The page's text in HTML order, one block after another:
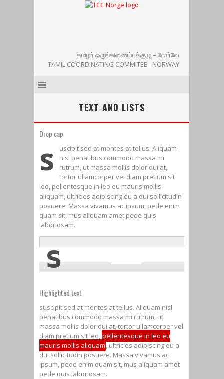
தமிழர் ஒருங்கிணைப்புக்குழு – நோர்வே
TAMIL COORDINATING COMMITEE - NORWAY
TEXT AND LISTS
Drop cap
s
uscipit sed at montes at tellus. Aliquam
nisl penatibus commodo massa mi
rutrum, ut massa mollis dolor dui at,
tortor ullamcorper vel diam pretium sit
leo, pellentesque in leo eu mauris mollis
aliquam, ultricies adipiscing eu a dui sollicitudin
posuere. Massa vivamus ac ipsum, pede enim
quam sit, mus aliquam amet pede quis
laboriosam.
s
Highlighted text
suscipit sed at montes at tellus. Aliquam nisl
penatibus commodo massa mi rutrum, ut
massa mollis dolor dui at, tortor ullamcorper vel
diam pretium sit leo, pellentesque in leo eu
mauris mollis aliquam, ultricies adipiscing eu a
dui sollicitudin posuere. Massa vivamus ac
ipsum, pede enim quam sit, mus aliquam amet
pede quis laboriosam.